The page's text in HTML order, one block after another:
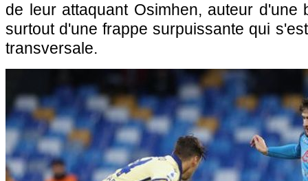
de leur attaquant Osimhen, auteur d'une
surtout d'une frappe surpuissante qui
transversale.